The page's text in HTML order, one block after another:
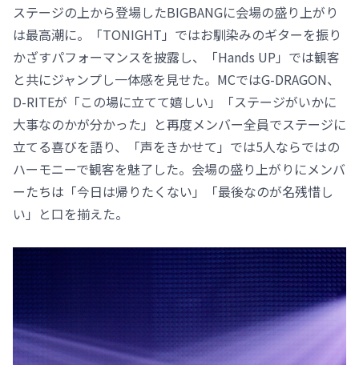
ステージの上から登場したBIGBANGに会場の盛り上がり
は最高潮に。「TONIGHT」ではお馴染みのギターを振り
かざすパフォーマンスを披露し、「Hands UP」では観客
と共にジャンプし一体感を見せた。MCではG-DRAGON、
D-RITEが「この場に立てて嬉しい」「ステージがいかに
大事なのかが分かった」と再度メンバー全員でステージに
立てる喜びを語り、「声をきかせて」では5人ならではの
ハーモニーで観客を魅了した。会場の盛り上がりにメンバ
ーたちは「今日は帰りたくない」「最後なのが名残惜し
い」と口を揃えた。